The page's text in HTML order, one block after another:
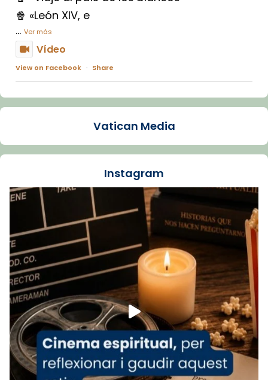
🍿 «León XIV, e
... Ver más
Vídeo
View on Facebook · Share
Arquebisbat de Barcelona
La Carmina va patir depressió. Fa gairebé
dos mesos, a l'Estadi Lluís Companys, la
Recupera l'entrevista comp
Vatican
tican News 👇
www.vaticannews.va/es/iglesia/news/2026-
07/carmina-historia-depresion-papa-viaje-
espana-testimoni...
Foto
View on Facebook · Share
Arquebisbat de Barcelona
1 week ago
«Avui les santes Juliana i Semproniana ens
Vatican Media
Instagram